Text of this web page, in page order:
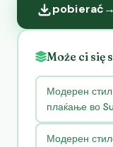
pobierać→
Może ci się
Модерен
плаќање во
Модерен